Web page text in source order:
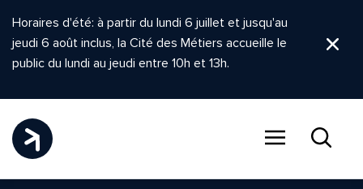
Horaires d'été: à partir du lundi 6 juillet et jusqu'au
jeudi 6 août inclus, la Cité des Métiers accueille le
public du lundi au jeudi entre 10h et 13h.